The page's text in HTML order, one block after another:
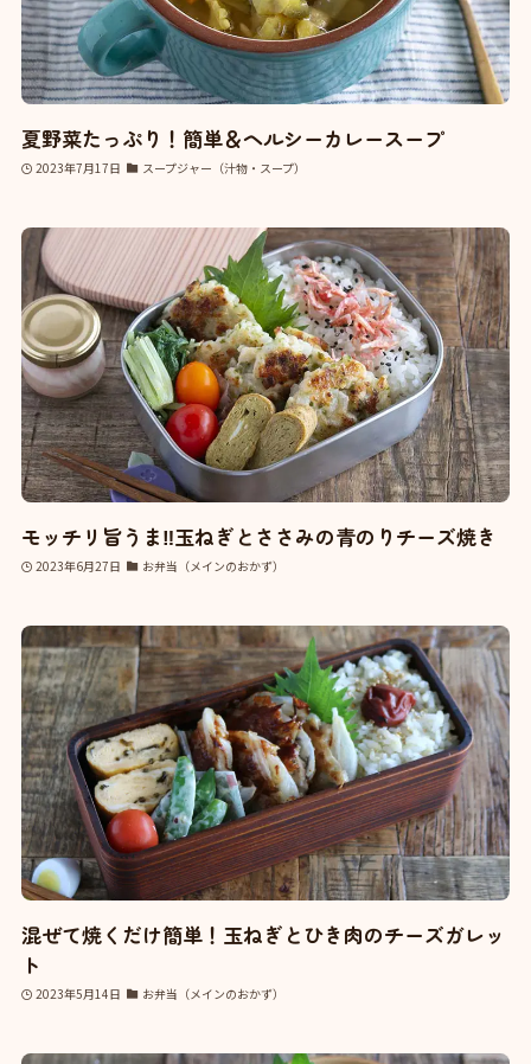
夏野菜たっぷり！簡単＆ヘルシーカレースープ
2023年7月17日 スープジャー（汁物・スープ）
モッチリ旨うま‼玉ねぎとささみの青のりチーズ焼き
2023年6月27日 お弁当（メインのおかず）
混ぜて焼くだけ簡単！玉ねぎとひき肉のチーズガレッ
ト
2023年5月14日 お弁当（メインのおかず）